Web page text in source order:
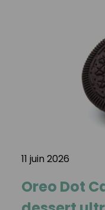
11 juin 2026
Oreo Dot